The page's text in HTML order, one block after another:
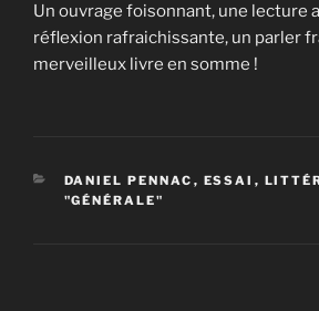
Un ouvrage foisonnant, une lecture
réflexion rafraichissante, un parler
merveilleux livre en somme !
CATÉGORIES
DANIEL PENNAC , ESSAI ,
"GÉNÉRALE"